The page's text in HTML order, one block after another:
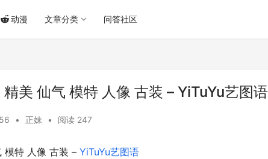
动漫 文章分类 问答社区
美 仙气 模特 人像 古装 – YiTuYu艺图语
• 正妹 • 阅读 247
模特 人像 古装 – YiTuYu艺图语